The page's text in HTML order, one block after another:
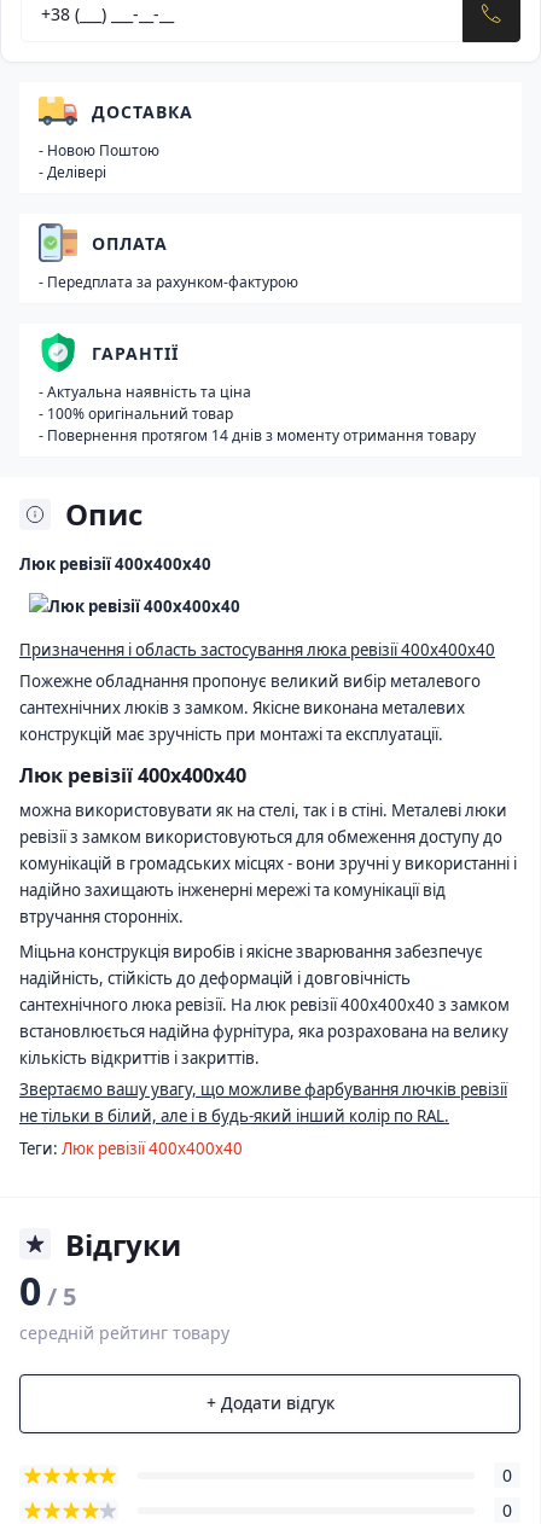
Опис
Люк ревізії 400х400х40
Призначення і область застосування люка ревізії 400х400х40
Пожежне обладнання пропонує великий вибір металевого
сантехнічних люків з замком. Якісне виконана металевих
конструкцій має зручність при монтажі та експлуатації.
Люк ревізії 400х400х40
можна використовувати як на стелі, так і в стіні. Металеві люки
ревізії з замком використовуються для обмеження доступу до
комунікацій в громадських місцях - вони зручні у використанні і
надійно захищають інженерні мережі та комунікації від
втручання сторонніх.
Міцьна конструкція виробів і якісне зварювання забезпечує
надійність, стійкість до деформацій і довговічність
сантехнічного люка ревізії. На люк ревізії 400х400х40 з замком
встановлюється надійна фурнітура, яка розрахована на велику
кількість відкриттів і закриттів.
Звертаємо вашу увагу, що можливе фарбування лючків ревізії
не тільки в білий, але і в будь-який інший колір по RAL.
Теги: Люк ревізії 400х400х40
Відгуки
0/ 5
середній рейтинг товару
+ Додати відгук
0
0
ДОСТАВКА
- Новою Поштою
- Делівері
ОПЛАТА
- Передплата за рахунком-фактурою
ГАРАНТІЇ
- Актуальна наявність та ціна
- 100% оригінальний товар
- Повернення протягом 14 днів з моменту отримання товару